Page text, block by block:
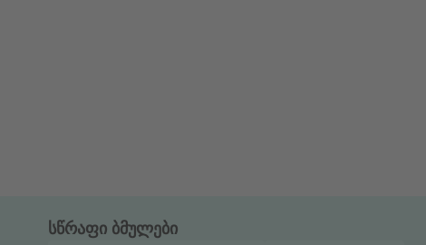
სწრაფი ბმულები